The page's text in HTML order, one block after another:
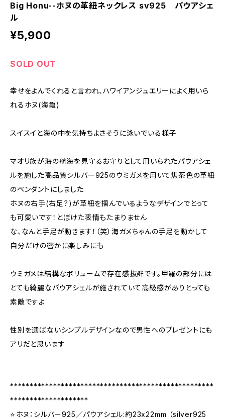
Big Honu--ホヌの革紐ネックレス sv925 パウアシェ
ル
¥5,900
SOLD OUT
幸せをよんでくれると言われ、ハワイアンジュエリーによく用いら
れるホヌ(海亀)
スイスイと海の中を気持ちよさそうに泳いでいる様子
マオリ族が海の航海を見守るお守りとして用いられたパウアシェ
ルを施した高品質シルバー925のウミガメを用いて焦茶色の革紐
のペンダントにしました
ホヌの右手(右足？)が革紐を掴んでいるようなデザインでとって
も可愛いです！とぼけた表情もたまりません
な、なんと手足が動きます！（笑）海ガメちゃんの手足を動かして
自分だけの密かに楽しみにも
ウミガメは結構なボリュームで存在感抜群です。甲羅の部分には
とても綺麗なパウアシェルが施されていて高級感がありとっても
素敵ですよ
性別を選ばないシンプルデザインなので男性へのプレゼントにも
アリだと思います
****************************************************
********************
⭐️️ホヌ：シルバー925／パウアシェル:約23x22mm （silver925